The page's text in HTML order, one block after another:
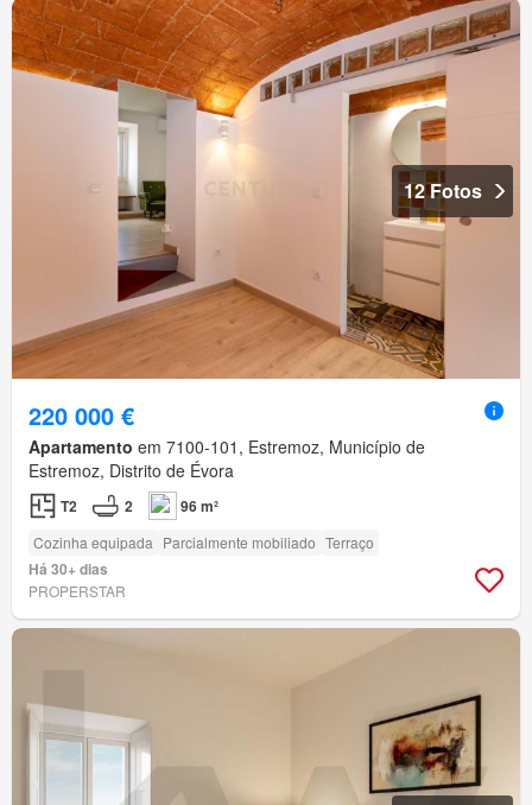
12 Fotos
220 000 €
Apartamento em 7100-101, Estremoz, Município de
Estremoz, Distrito de Évora
T2 2 96 m²
Cozinha equipada Parcialmente mobiliado Terraço
Há 30+ dias
PROPERSTAR